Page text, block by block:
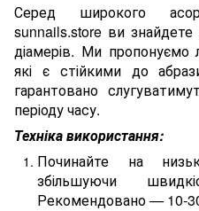
Серед широкого
sunnails.store ви
діамерів. Ми пропонуємо
які є стійкими до
гарантовано
періоду часу.
Техніка використання:
Починайте на
збільшуючи
Рекомендовано — 10-